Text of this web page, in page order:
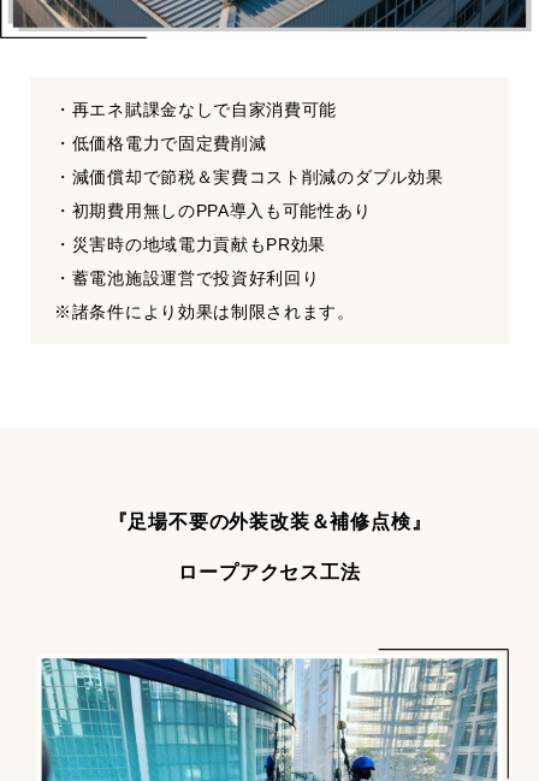
・再エネ賦課金なしで自家消費可能
・低価格電力で固定費削減
・減価償却で節税＆実費コスト削減のダブル効果
・初期費用無しのPPA導入も可能性あり
・災害時の地域電力貢献もPR効果
・蓄電池施設運営で投資好利回り
※諸条件により効果は制限されます。
『足場不要の外装改装＆補修点検』
ロープアクセス工法